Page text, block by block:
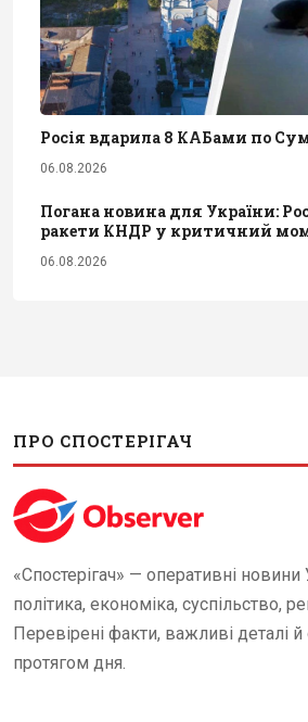
Росія вдарила 8 КАБами по
06.08.2026
Погана новина для України:
ракети КНДР у критичний
06.08.2026
ПРО СПОСТЕРІГАЧ
«Спостерігач» — оперативні новини
політика, економіка, суспільство,
Перевірені факти, важливі деталі
протягом дня.